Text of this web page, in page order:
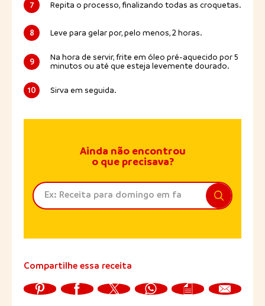
7 Repita o processo, finalizando todas as croquetas.
8 Leve para gelar por, pelo menos, 2 horas.
9
Na hora de servir, frite em óleo pré-aquecido por 5
minutos ou até que esteja levemente dourado.
10 Sirva em seguida.
Ainda não encontrou
o que precisava?
Compartilhe essa receita